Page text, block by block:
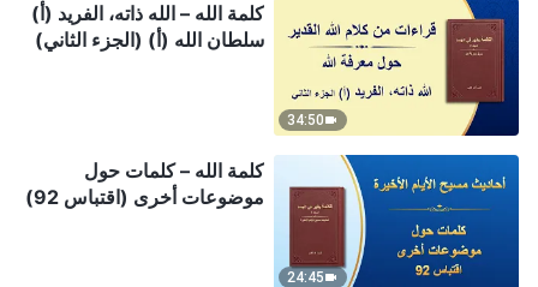
34:50
كلمة الله – الله ذاته، الفريد (أ)
سلطان الله (أ) (الجزء الثاني)
24:45
كلمة الله – كلمات حول
موضوعات أخرى (اقتباس 92)